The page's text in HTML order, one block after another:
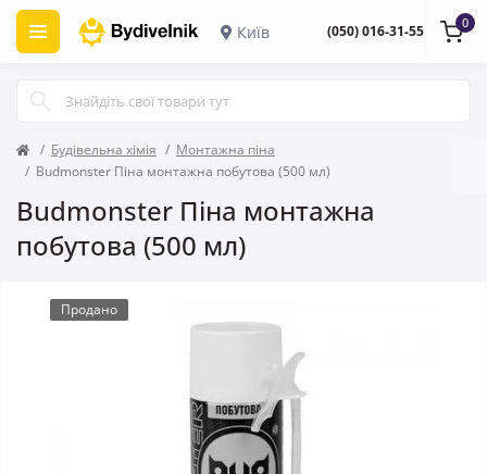
Київ (050) 016-31-55 0
Будівельна хімія
Монтажна піна
Budmonster Піна монтажна побутова (500 мл)
Budmonster Піна монтажна
побутова (500 мл)
Продано